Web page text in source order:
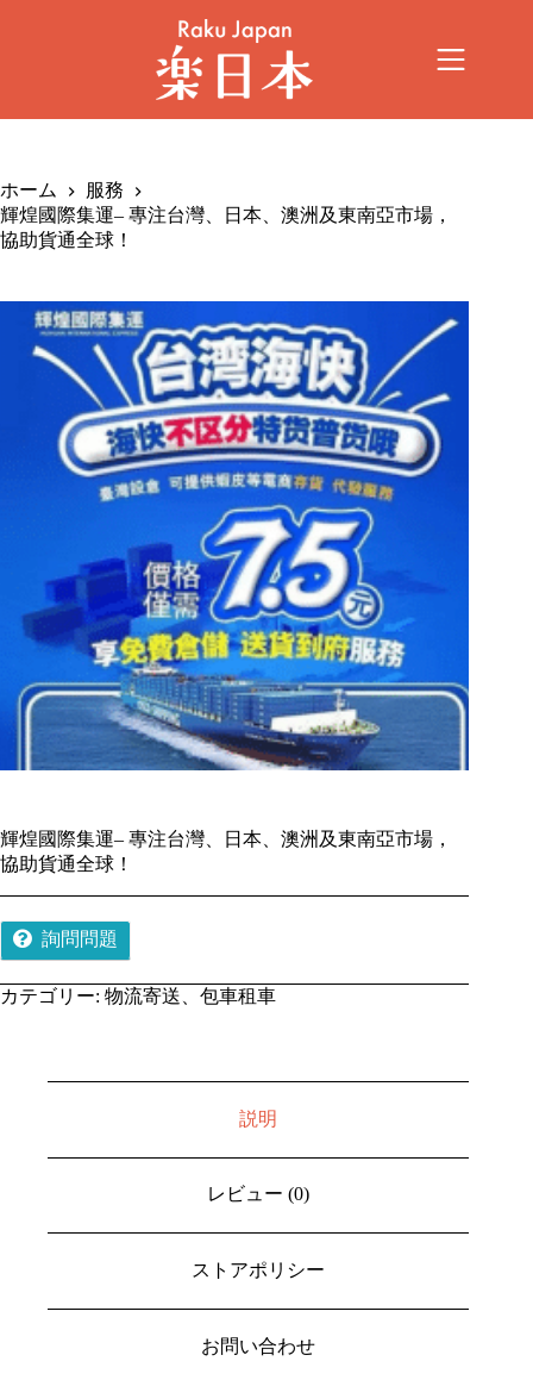
ホーム
服務
輝煌國際集運– 專注台灣、日本、澳洲及東南亞市場，
協助貨通全球！
輝煌國際集運– 專注台灣、日本、澳洲及東南亞市場，
協助貨通全球！
詢問問題
カテゴリー: 物流寄送、包車租車
説明
レビュー (0)
ストアポリシー
お問い合わせ